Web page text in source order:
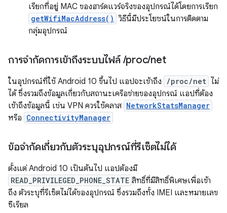
เรียกที่อยู่ MAC ของฮาร์ดแวร์จริงของอุปกรณ์ได้โดยการเรียก
getWifiMacAddress() วิธีนี้มีประโยชน์ในการติดตาม
กลุ่มอุปกรณ์
การจำกัดการเข้าถึงระบบไฟล์ /proc/net
ในอุปกรณ์ที่ใช้ Android 10 ขึ้นไป แอปจะเข้าถึง /proc/net ไม่
ได้ ซึ่งรวมถึงข้อมูลเกี่ยวกับสถานะเครือข่ายของอุปกรณ์ แอปที่ต้อง
เข้าถึงข้อมูลนี้ เช่น VPN ควรใช้คลาส NetworkStatsManager
หรือ ConnectivityManager
ข้อจํากัดเกี่ยวกับตัวระบุอุปกรณ์ที่รีเซ็ตไม่ได้
ตั้งแต่ Android 10 เป็นต้นไป แอปต้องมี
READ_PRIVILEGED_PHONE_STATE สิทธิ์ที่มีสิทธิ์พิเศษเพื่อเข้า
ถึง ตัวระบุที่รีเซ็ตไม่ได้ของอุปกรณ์ ซึ่งรวมถึงทั้ง IMEI และหมายเลข
ซีเรียล